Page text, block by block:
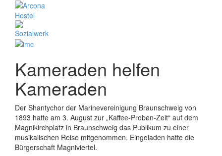
Kameraden helfen
Kameraden
Der Shantychor der Marinevereinigung Braunschweig von
1893 hatte am 3. August zur „Kaffee-Proben-Zeit“ auf dem
Magnikirchplatz in Braunschweig das Publikum zu einer
musikalischen Reise mitgenommen. Eingeladen hatte die
Bürgerschaft Magniviertel.